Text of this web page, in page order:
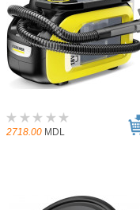
2718.00 MDL